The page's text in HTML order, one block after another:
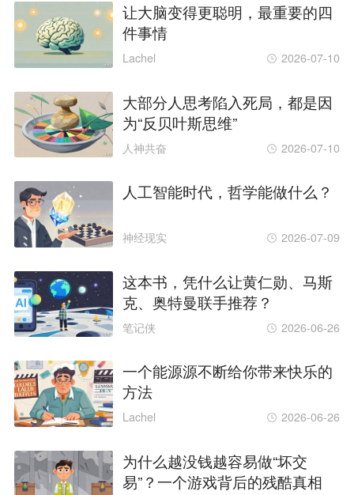
让大脑变得更聪明，最重要的四
件事情
Lachel 2026-07-10
大部分人思考陷入死局，都是因
为“反贝叶斯思维”
人神共奋 2026-07-10
人工智能时代，哲学能做什么？
神经现实 2026-07-09
这本书，凭什么让黄仁勋、马斯
克、奥特曼联手推荐？
笔记侠 2026-06-26
一个能源源不断给你带来快乐的
方法
Lachel 2026-06-26
为什么越没钱越容易做“坏交
易”？一个游戏背后的残酷真相